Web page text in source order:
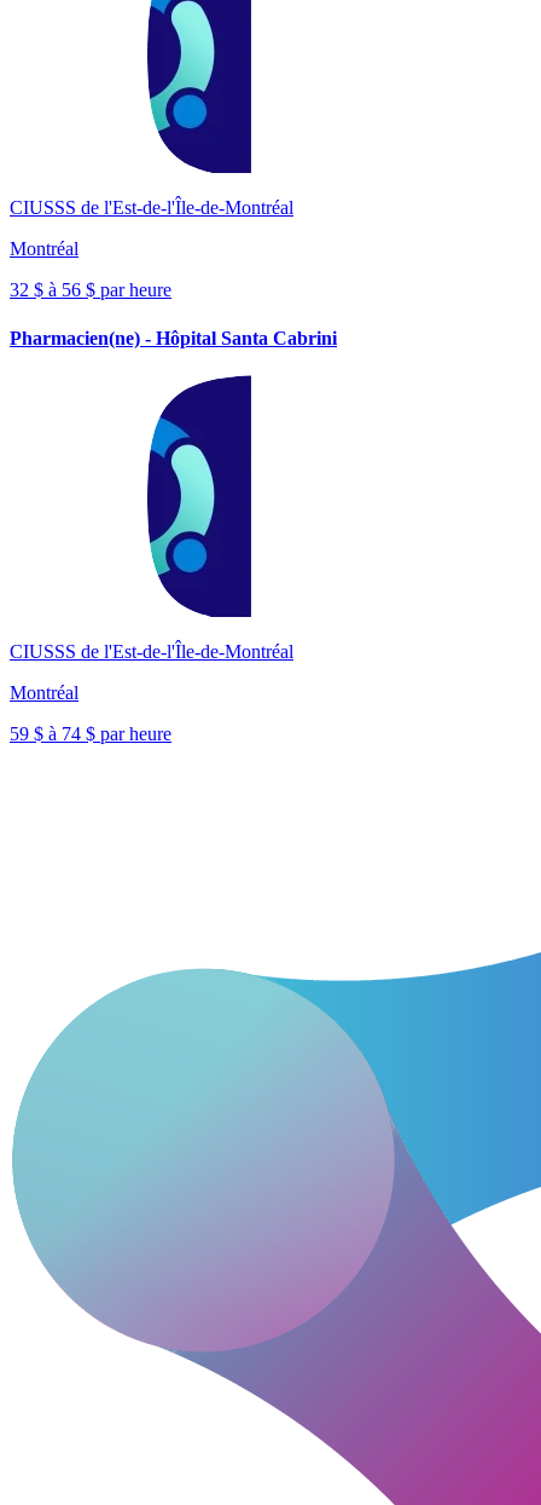
CIUSSS de l'Est-de-l'Île-de-Montréal
Montréal
32 $ à 56 $ par heure
Pharmacien(ne) - Hôpital Santa Cabrini
CIUSSS de l'Est-de-l'Île-de-Montréal
Montréal
59 $ à 74 $ par heure